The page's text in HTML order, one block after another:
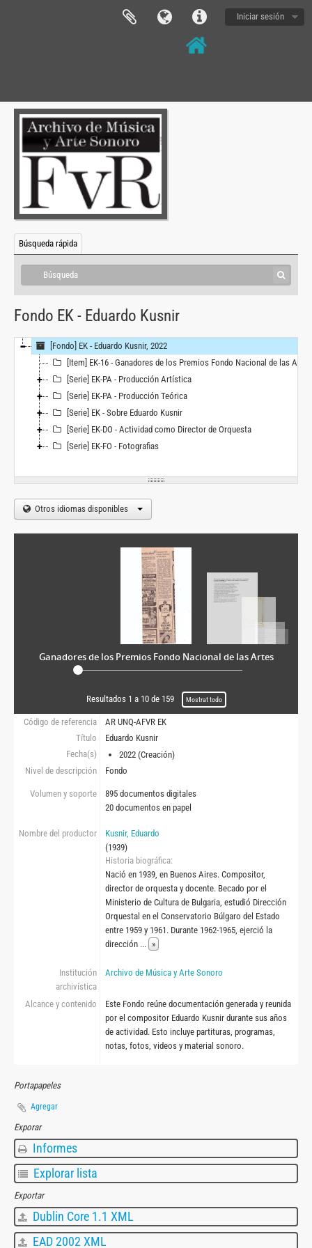
Iniciar sesión
Búsqueda rápida
Fondo EK - Eduardo Kusnir
[Fondo] EK - Eduardo Kusnir, 2022
[Item] EK-16 - Ganadores de los Premios Fondo Nacional de las Artes
[Serie] EK-PA - Producción Artística
[Serie] EK-PA - Producción Teórica
[Serie] EK - Sobre Eduardo Kusnir
[Serie] EK-DO - Actividad como Director de Orquesta
[Serie] EK-FO - Fotografias
Otros idiomas disponibles
Ganadores de los Premios Fondo Nacional de las Artes
Resultados 1 a 10 de 159 Mostrat todo
Código de referencia
AR UNQ-AFVR EK
Título
Eduardo Kusnir
Fecha(s)
2022 (Creación)
Nivel de descripción
Fondo
Volumen y soporte
895 documentos digitales
20 documentos en papel
Nombre del productor
Kusnir, Eduardo
(1939)
Historia biográfica
Nació en 1939, en Buenos Aires. Compositor,
director de orquesta y docente. Becado por el
Ministerio de Cultura de Bulgaria, estudió Dirección
Orquestal en el Conservatorio Búlgaro del Estado
entre 1959 y 1961. Durante 1962-1965, ejerció la
dirección ... »
Institución
archivística
Archivo de Música y Arte Sonoro
Alcance y contenido
Este Fondo reúne documentación generada y reunida
por el compositor Eduardo Kusnir durante sus años
de actividad. Esto incluye partituras, programas,
notas, fotos, videos y material sonoro.
Portapapeles
Agregar
Exporar
Informes
Explorar lista
Exportar
Dublin Core 1.1 XML
EAD 2002 XML